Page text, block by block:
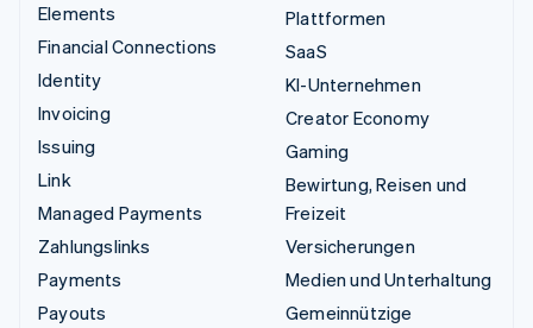
Elements
Financial Connections
Identity
Invoicing
Issuing
Link
Managed Payments
Zahlungslinks
Payments
Payouts
Plattformen
SaaS
KI-Unternehmen
Creator Economy
Gaming
Bewirtung, Reisen und
Freizeit
Versicherungen
Medien und Unterhaltung
Gemeinnützige